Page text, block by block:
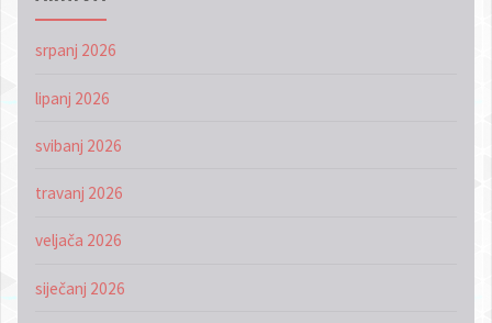
srpanj 2026
lipanj 2026
svibanj 2026
travanj 2026
veljača 2026
siječanj 2026